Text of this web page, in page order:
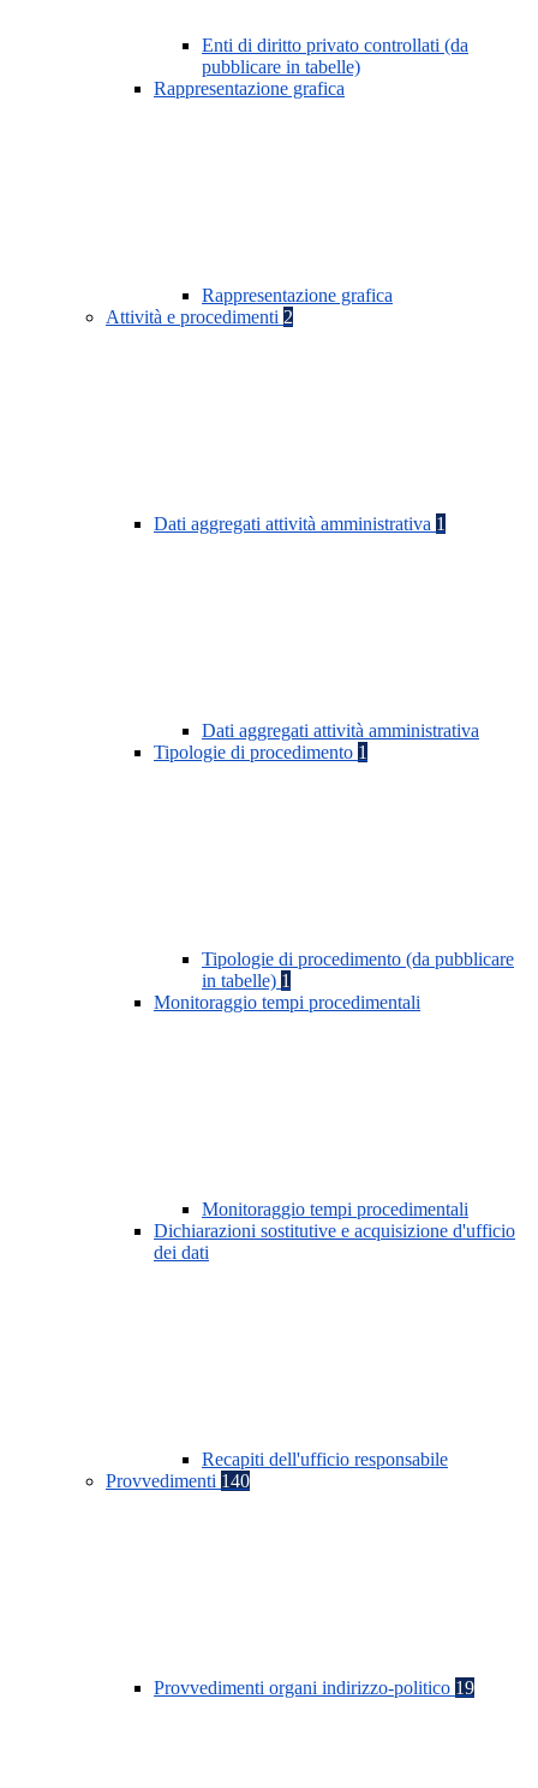
Enti di diritto privato controllati (da
pubblicare in tabelle)
Rappresentazione grafica
Rappresentazione grafica
Attività e procedimenti 2
Dati aggregati attività amministrativa 1
Dati aggregati attività amministrativa
Tipologie di procedimento 1
Tipologie di procedimento (da pubblicare
in tabelle) 1
Monitoraggio tempi procedimentali
Monitoraggio tempi procedimentali
Dichiarazioni sostitutive e acquisizione d'ufficio
dei dati
Recapiti dell'ufficio responsabile
Provvedimenti 140
Provvedimenti organi indirizzo-politico 19